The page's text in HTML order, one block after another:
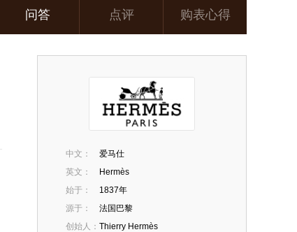
问答 点评 购表心得
中文：
爱马仕
英文：
Hermès
始于：
1837年
源于：
法国巴黎
创始人： Thierry Hermès